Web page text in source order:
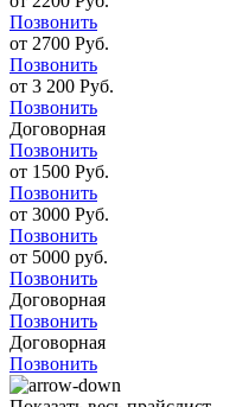
Позвонить
от 2700 Руб.
Позвонить
от 3 200 Руб.
Позвонить
Договорная
Позвонить
от 1500 Руб.
Позвонить
от 3000 Руб.
Позвонить
от 5000 руб.
Позвонить
Договорная
Позвонить
Договорная
Позвонить